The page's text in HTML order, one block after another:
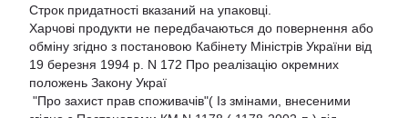
Строк придатності вказаний на упаковці.
Харчові продукти не передбачаються до повернення або
обміну згідно з постановою Кабінету Міністрів України від
19 березня 1994 р. N 172 Про реалізацію окремних
положень Закону Украї
"Про захист прав споживачів"( Із змінами, внесеними